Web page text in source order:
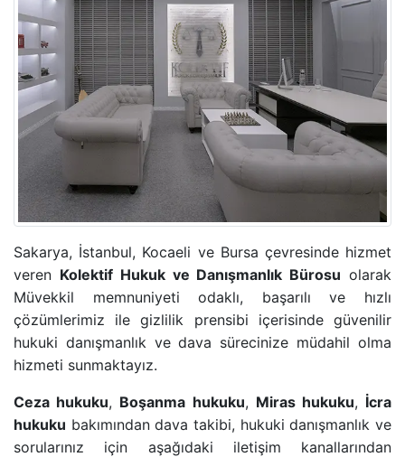
Sakarya, İstanbul, Kocaeli ve Bursa çevresinde hizmet
veren Kolektif Hukuk ve Danışmanlık Bürosu olarak
Müvekkil memnuniyeti odaklı, başarılı ve hızlı
çözümlerimiz ile gizlilik prensibi içerisinde güvenilir
hukuki danışmanlık ve dava sürecinize müdahil olma
hizmeti sunmaktayız.
Ceza hukuku, Boşanma hukuku, Miras hukuku, İcra
hukuku bakımından dava takibi, hukuki danışmanlık ve
sorularınız için aşağıdaki iletişim kanallarından